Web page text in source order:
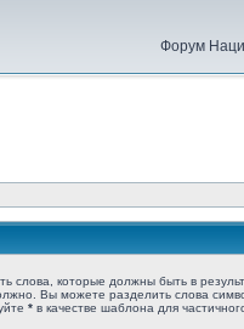
Форум
слова, которые должны быть в
Вы можете разделить слова
* в качестве шаблона для